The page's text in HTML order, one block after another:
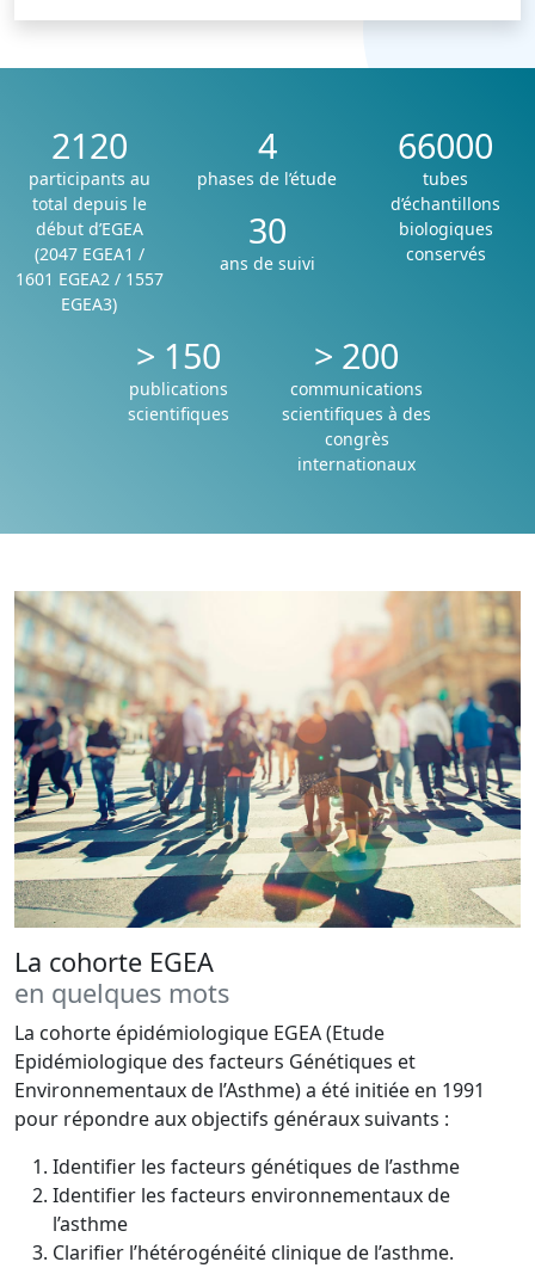
2120
participants au
total depuis le
début d’EGEA
(2047 EGEA1 /
1601 EGEA2 / 1557
EGEA3)
4
phases de l’étude
30
ans de suivi
66000
tubes
d’échantillons
biologiques
conservés
> 150
publications
scientifiques
> 200
communications
scientifiques à des
congrès
internationaux
La cohorte EGEA
en quelques mots
La cohorte épidémiologique EGEA (Etude
Epidémiologique des facteurs Génétiques et
Environnementaux de l’Asthme) a été initiée en 1991
pour répondre aux objectifs généraux suivants :
Identifier les facteurs génétiques de l’asthme
Identifier les facteurs environnementaux de
l’asthme
Clarifier l’hétérogénéité clinique de l’asthme.